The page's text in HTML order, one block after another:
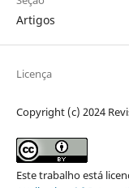
Artigos
Licença
Copyright (c) 2024
Este trabalho está